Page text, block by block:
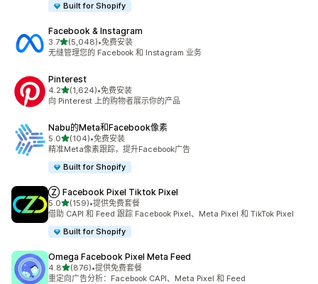
Built for Shopify
Facebook & Instagram
3.7星（满分 5 星）
(5,048)
总共 5048 条评论
•免费安装
无缝管理您的 Facebook 和 Instagram 业务
Pinterest
4.2星（满分 5 星）
(1,624)
总共 1624 条评论
•免费安装
向 Pinterest 上的购物者展示你的产品
Nabu的Meta和Facebook像素
5.0星（满分 5 星）
(104)
总共 104 条评论
•免费安装
精准Meta像素跟踪，提升Facebook广告
Built for Shopify
Ⓩ Facebook Pixel Tiktok Pixel
5.0星（满分 5 星）
(159)
总共 159 条评论
•提供免费套餐
借助 CAPI 和 Feed 跟踪 Facebook Pixel、Meta Pixel 和 TikTok Pixel
Built for Shopify
Omega Facebook Pixel Meta Feed
4.8星（满分 5 星）
(876)
总共 876 条评论
•提供免费套餐
重定向广告分析：Facebook CAPI、Meta Pixel 和 Feed